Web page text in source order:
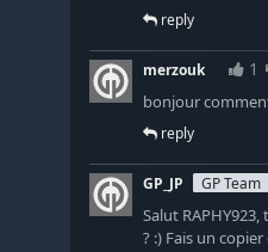
reply
merzouk 1
bonjour
reply
GP_JP GP Team
Salut
? :) Fais un